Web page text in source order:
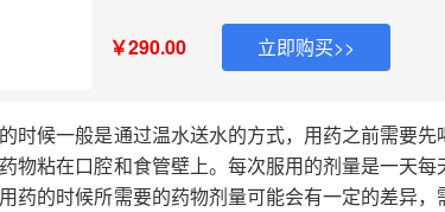
案作为一线治疗。 本品单药可用于治疗既往接
肺癌(NSCLC)。 不推荐本品用于EGFR野生型肺
￥290.00 立即购买>>
时候一般是通过温水送水的方式，用药之前需要
物粘在口腔和食管壁上。每次服用的剂量是一天
药的时候所需要的药物剂量可能会有一定的差异